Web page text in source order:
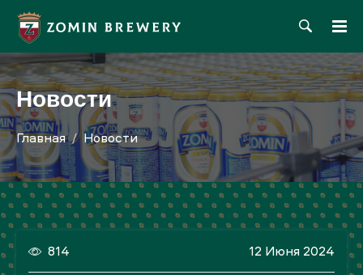
Новости
Главная Новости
814 12 Июня 2024